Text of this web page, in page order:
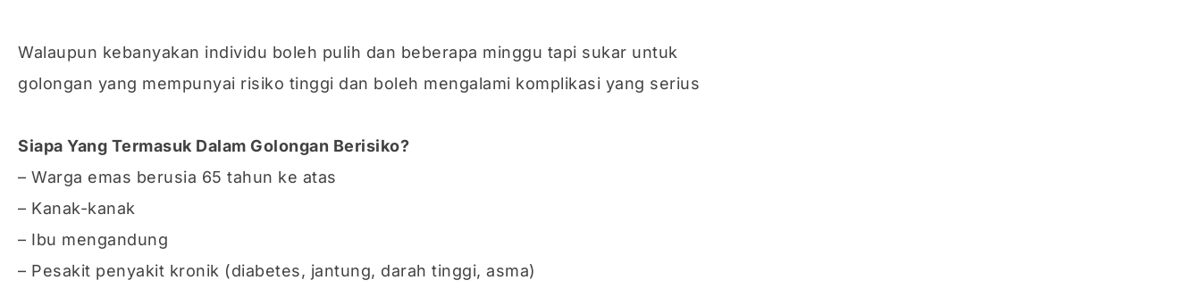
Walaupun kebanyakan individu boleh pulih dan beberapa minggu tapi sukar untuk
golongan yang mempunyai risiko tinggi dan boleh mengalami komplikasi yang serius
Siapa Yang Termasuk Dalam Golongan Berisiko?
– Warga emas berusia 65 tahun ke atas
– Kanak-kanak
– Ibu mengandung
– Pesakit penyakit kronik (diabetes, jantung, darah tinggi, asma)